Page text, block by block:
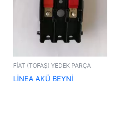
FİAT (TOFAŞ) YEDEK PARÇA
LİNEA AKÜ BEYNİ